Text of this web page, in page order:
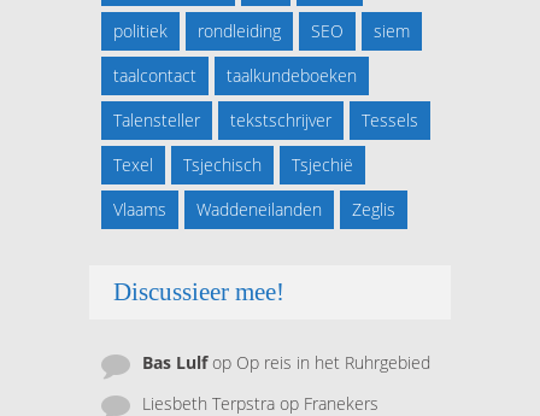
politiek
rondleiding SEO
siem
taalcontact
taalkundeboeken
Talensteller
tekstschrijver
Tessels
Texel
Tsjechisch
Tsjechië
Vlaams
Waddeneilanden Zeglis
Discussieer mee!
Bas Lulfop Op reis in het Ruhrgebied
Liesbeth Terpstra op Franekers